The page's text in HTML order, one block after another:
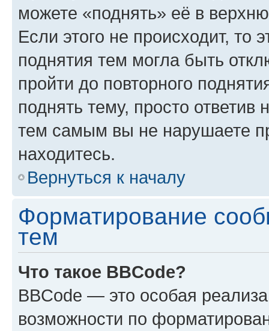
можете «поднять» её в
Если этого не происходит, то
поднятия тем могла быть
пройти до повторного
поднять тему, просто ответив
тем самым вы не нарушаете
находитесь.
Вернуться к началу
Форматирование
тем
Что такое BBCode?
BBCode — это особая
возможности по